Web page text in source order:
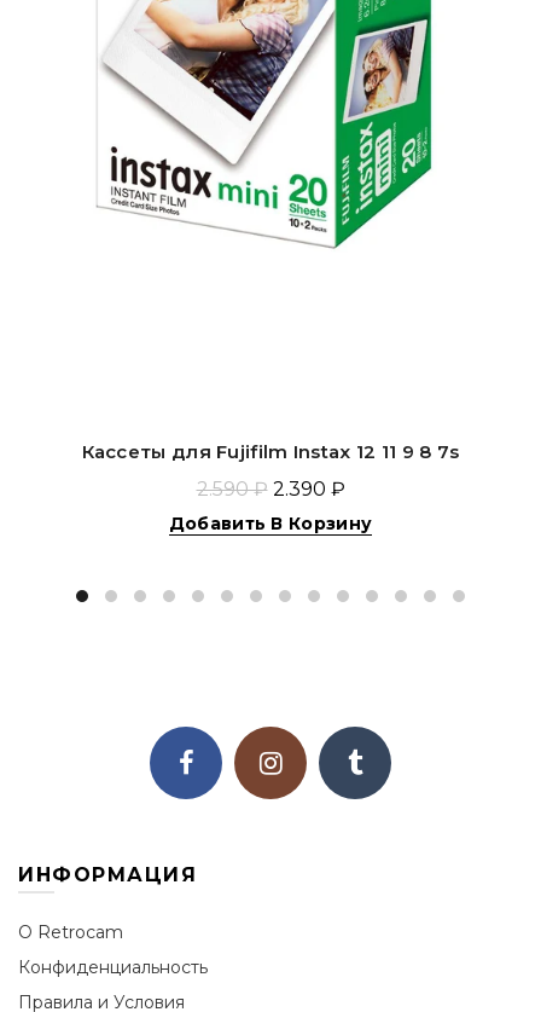
Кассеты для Fujifilm Instax 12 11 9 8 7s
2.590 ₽ 2.390 ₽
Добавить В Корзину
ИНФОРМАЦИЯ
О Retrocam
Конфиденциальность
Правила и Условия